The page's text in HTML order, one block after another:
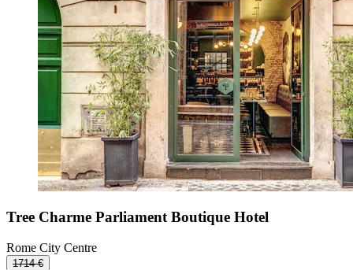
Tree Charme Parliament Boutique Hotel
Rome City Centre
1714 €